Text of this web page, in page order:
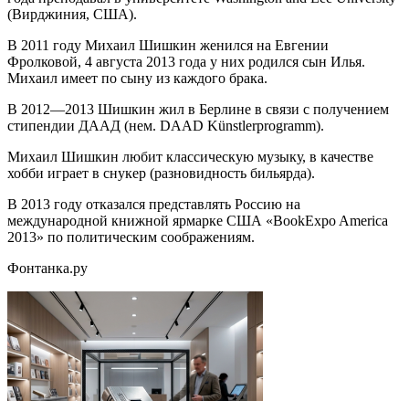
(Вирджиния, США).
В 2011 году Михаил Шишкин женился на Евгении
Фролковой, 4 августа 2013 года у них родился сын Илья.
Михаил имеет по сыну из каждого брака.
В 2012—2013 Шишкин жил в Берлине в связи с получением
стипендии ДААД (нем. DAAD Künstlerprogramm).
Михаил Шишкин любит классическую музыку, в качестве
хобби играет в снукер (разновидность бильярда).
В 2013 году отказался представлять Россию на
международной книжной ярмарке США «BookExpo America
2013» по политическим соображениям.
Фонтанка.ру